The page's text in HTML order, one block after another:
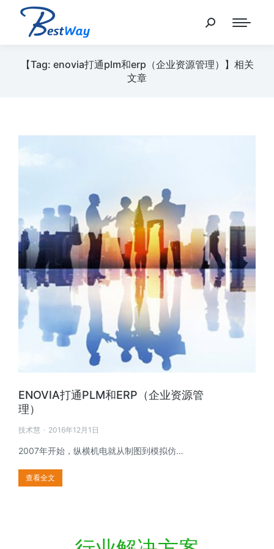
【Tag: enovia打通plm和erp（企业资源管理）】相关
文章
ENOVIA打通PLM和ERP（企业资源管
理）
技术慧 2016年12月1日
2007年开始，纵横机电就从制图到模拟仿…
查看全文